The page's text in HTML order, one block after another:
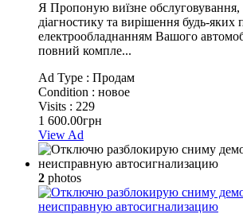
Я Пропоную виїзне
діагностику та вирішення будь-яких
електрообладнанням Вашого
повний компле...
Ad Type : Продам
Condition : новое
Visits : 229
1 600.00грн
View Ad
2 photos